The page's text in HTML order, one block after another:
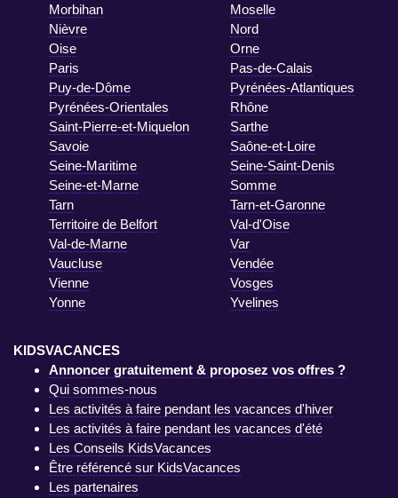
Morbihan
Moselle
Nièvre
Nord
Oise
Orne
Paris
Pas-de-Calais
Puy-de-Dôme
Pyrénées-Atlantiques
Pyrénées-Orientales
Rhône
Saint-Pierre-et-Miquelon
Sarthe
Savoie
Saône-et-Loire
Seine-Maritime
Seine-Saint-Denis
Seine-et-Marne
Somme
Tarn
Tarn-et-Garonne
Territoire de Belfort
Val-d'Oise
Val-de-Marne
Var
Vaucluse
Vendée
Vienne
Vosges
Yonne
Yvelines
KIDSVACANCES
Annoncer gratuitement & proposez vos offres ?
Qui sommes-nous
Les activités à faire pendant les vacances d'hiver
Les activités à faire pendant les vacances d'été
Les Conseils KidsVacances
Être référencé sur KidsVacances
Les partenaires